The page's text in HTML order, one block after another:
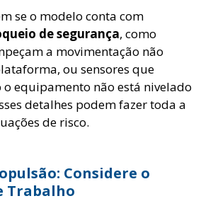
se o modelo conta com
de segurança, como
a movimentação não
ou sensores que
equipamento não está nivelado
detalhes podem fazer toda a
de risco.
Considere o
Trabalho